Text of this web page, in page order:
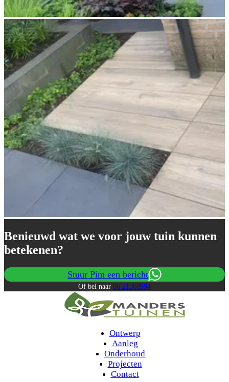
Benieuwd wat we voor jouw tuin kunnen
betekenen?
Stuur Pim een bericht
Of bel naar 06 21308994
Ontwerp
Aanleg
Onderhoud
Projecten
Contact